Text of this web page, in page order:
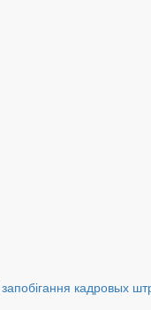
кадровых